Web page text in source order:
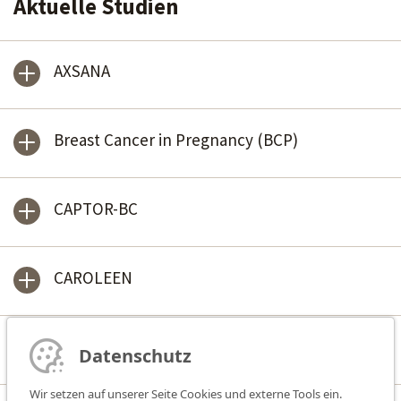
Aktuelle Studien
AXSANA
Breast Cancer in Pregnancy (BCP)
CAPTOR-BC
CAROLEEN
HerediCaRe
Datenschutz
Wir setzen auf unserer Seite Cookies und externe Tools ein.